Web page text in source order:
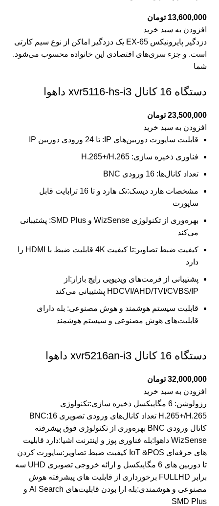
13,600,000 تومان
افزودن به سبد خرید
دزدگیر پایرونیکس EX-65 یک دزدگیر اماکن از نوع سیم کارتی
است. و جزء سری‌های اقتصادی این خانواده محسوب می‌شود.
شما
دستگاه 16 کانال xvr5116-hs-i3 داهوا
23,500,000 تومان
افزودن به سبد خرید
قابلیت ساپورت دوربین‌های IP: تا 24 ورودی دوربین IP
فناوری ذخیره سازی: H.265+/H.265
تعداد کانال‌ها: 16 ورودی BNC
مشخصات هارد دیسک:تک هارد و تا 16 ترابایت قابل
ساپورت
بهره‌وری از تکنولوژی WizSense و SMD Plus: پشتیبانی
می‌کند
کیفیت ضبط تصاویر:تا کیفیت 4K قابلیت ضبط با HDMI را
دارد
پشتیبانی از فرمت‌های ویدیویی رایج بازار:از
HDCVI/AHD/TVI/CVBS/IP پشتیبانی می‌کند
قابلیت سیستم هوشمند و هوش مصنوعی: بله دارای
قابلیت‌های هوش مصنوعی و سیستم هوشمند
دستگاه 16 کانال xvr5216an-i3 داهوا
32,000,000 تومان
افزودن به سبد خرید
رزولوشن: 6 مگاپیکسل ذخیره سازی:تکنولوژی
H.265+/H.265 تعداد کانال‌های ورودی تصویری BNC:16
کانال ورودی BNC بهره‌وری از تکنولوژی فوق پیشرفته
WizSense داهوا:بله فناوری پوز و اینترنت اشیا:دارد قابلیت
های حرفه‌ای IoT &POS کیفیت ضبط تصاویر:ساپورت کردن
تا دوربین های 6 مگاپیکسل و ارائه خروجی تصویری UHD سه
برابر FULLHD برخورداری از قابلیت های پیشرفته هوش
مصنوعی و هوشمندی:بله ارا بودن قابلیت‌های AI Search و
SMD Plus